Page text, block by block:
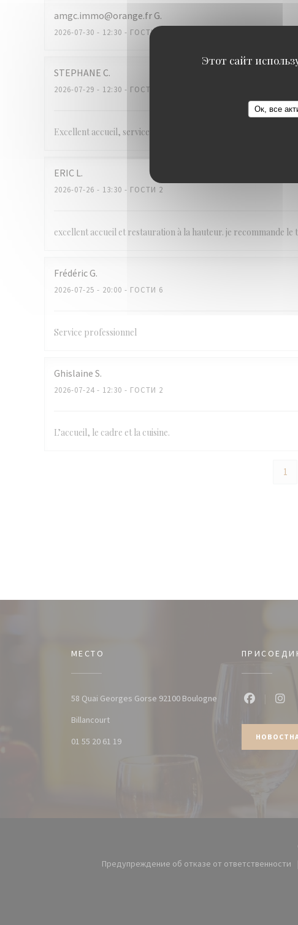
Этот сайт
Ок, все
amgc.immo@orange.fr G
2026-07-30 - 12:30 - ГОСТИ 2
STEPHANE C
2026-07-29 - 12:30 - ГОСТИ 2
Excellent accueil, service pro, plats de qualité
ERIC L
2026-07-26 - 13:30 - ГОСТИ 2
excellent accueil et restauration à la hauteur. je recommande
FrédéricG
2026-07-25 - 20:00 - ГОСТИ 6
Service professionnel
Ghislaine S
2026-07-24 - 12:30 - ГОСТИ 2
L’accueil, le cadre et la cuisine.
1
МЕСТО
58 Quai Georges Gorse 92100 Boulogne
Billancourt((открывается в новом окне))
01 55 20 61 19
Facebook
Предупреждение об отказе от ответственности
((открывается в новом